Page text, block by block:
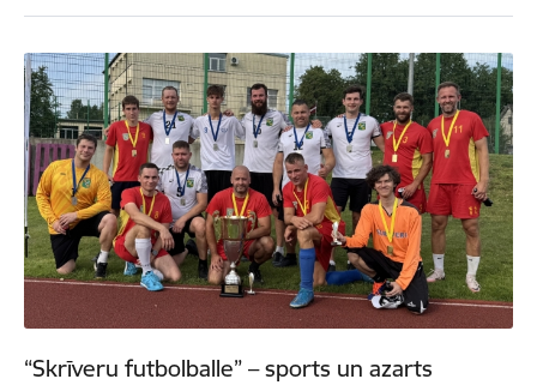
“Skrīveru futbolballe” – sports un azarts